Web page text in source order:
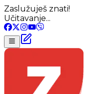
Zaslužuješ znati!
Učitavanje...